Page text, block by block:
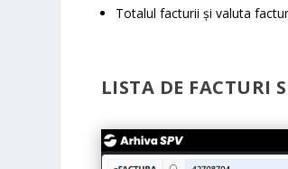
Totalul facturii și valuta
LISTA DE FACTURI